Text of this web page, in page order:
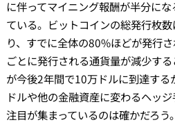
に伴ってマイニング報酬が半分に
ている。ビットコインの総発行枚
り、すでに全体の80%ほどが発行
ごとに発行される通貨量が減少す
が今後2年間で10万ドルに到達する
ドルや他の金融資産に変わるヘッ
注目が集まっているのは確かだろう。